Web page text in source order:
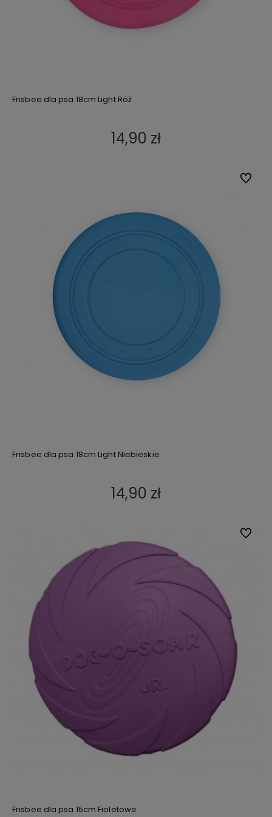
Frisbee dla psa 18cm Light Róż
14,90 zł
Frisbee dla psa 18cm Light Niebieskie
14,90 zł
Do
Frisbee dla psa 15cm Fioletowe
Do